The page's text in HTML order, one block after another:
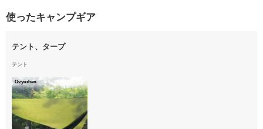
使ったキャンプギア
テント、タープ
テント
Ovyuzhen